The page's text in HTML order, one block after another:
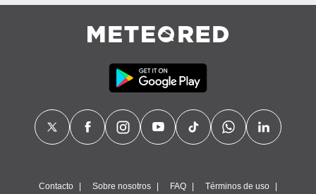
Contacto Sobre nosotros FAQ Términos de uso